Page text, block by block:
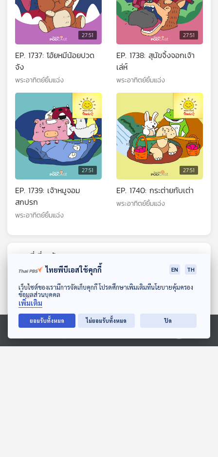
ดาวน์โหลด Thai PBS Podcast Application
Ⓒ 2020 องค์การกระจายเสียงและแพร่ภาพสาธารณะแห่งประเทศไทย
27:51
EP. 1737: โอ้ยหมีน้อยปวด
จัง
พระอาทิตย์ยิ้มแฉ่ง
27:51
EP. 1738: สุนัขจิ้งจอกเจ้า
เล่ห์
พระอาทิตย์ยิ้มแฉ่ง
27:51
EP. 1739: เจ้าหมูจอม
สกปรก
พระอาทิตย์ยิ้มแฉ่ง
27:51
EP. 1740: กระต่ายกับเต่า
พระอาทิตย์ยิ้มแฉ่ง
ตอนที่เกี่ยวข้อง
ไทยพีบีเอสใช้คุกกี้ EN TH
เว็บไซต์ของเรามีการจัดเก็บคุกกี้ โปรดศึกษาเพิ่มเติมที่นโยบายคุ้มครอง
ข้อมูลส่วนบุคคล
เพิ่มเติม
ยอมรับทั้งหมด ไม่ยอมรับทั้งหมด ปิด